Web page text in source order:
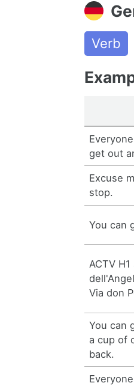
Verb
get out
Excuse
stop.
You can
ACTV
Via don
You can
a cup of
back.